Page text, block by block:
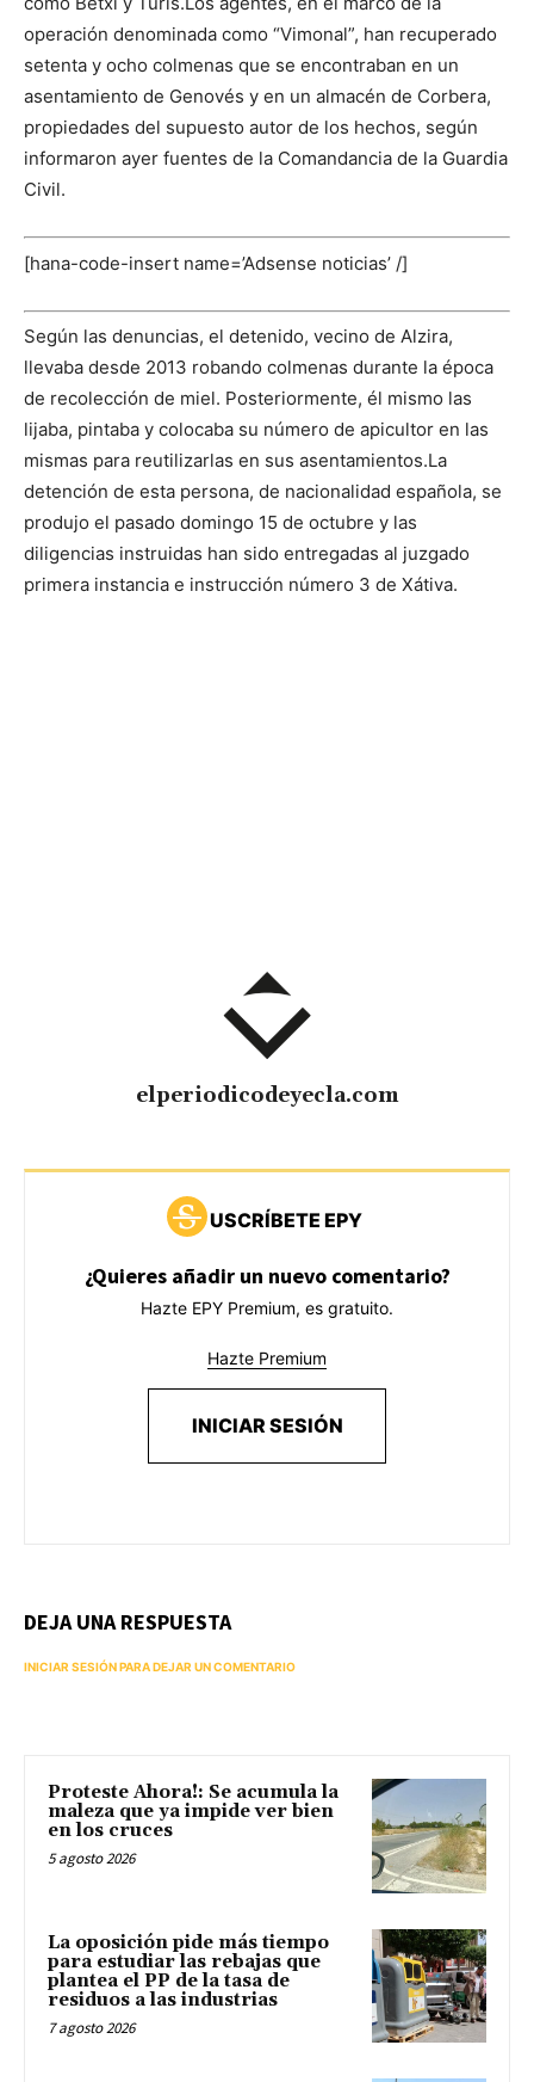
operación denominada como “Vimonal”, han recuperado
setenta y ocho colmenas que se encontraban en un
asentamiento de Genovés y en un almacén de Corbera,
propiedades del supuesto autor de los hechos, según
informaron ayer fuentes de la Comandancia de la Guardia
Civil.
[hana-code-insert name=’Adsense noticias’ /]
Según las denuncias, el detenido, vecino de Alzira,
llevaba desde 2013 robando colmenas durante la época
de recolección de miel. Posteriormente, él mismo las
lijaba, pintaba y colocaba su número de apicultor en las
mismas para reutilizarlas en sus asentamientos.La
detención de esta persona, de nacionalidad española, se
produjo el pasado domingo 15 de octubre y las
diligencias instruidas han sido entregadas al juzgado
primera instancia e instrucción número 3 de Xátiva.
elperiodicodeyecla.com
USCRÍBETE EPY
¿Quieres añadir un nuevo comentario?
Hazte EPY Premium, es gratuito.
Hazte Premium
INICIAR SESIÓN
DEJA UNA RESPUESTA
INICIAR SESIÓN PARA DEJAR UN COMENTARIO
Proteste Ahora!: Se acumula la
maleza que ya impide ver bien
en los cruces
5 agosto 2026
La oposición pide más tiempo
para estudiar las rebajas que
plantea el PP de la tasa de
residuos a las industrias
7 agosto 2026